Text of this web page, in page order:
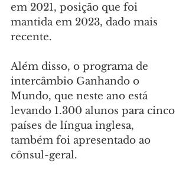
em 2021, posição que foi
mantida em 2023, dado mais
recente.
Além disso, o programa de
intercâmbio Ganhando o
Mundo, que neste ano está
levando 1.300 alunos para cinco
países de língua inglesa,
também foi apresentado ao
cônsul-geral.